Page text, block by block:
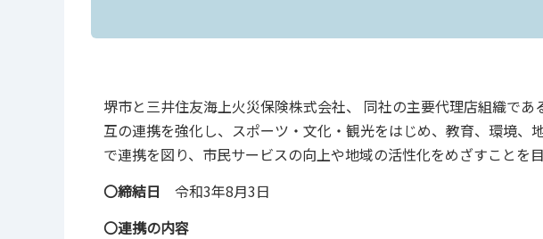
堺市と三井住友海上火災保険株式会社、 同社の主要代理店組織で
互の連携を強化し、スポーツ・文化・観光をはじめ、教育、環境、
で連携を図り、市民サービスの向上や地域の活性化をめざすことを
〇締結日 令和3年8月3日
〇連携の内容